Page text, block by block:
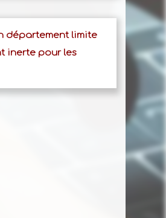
département limite
inerte pour les